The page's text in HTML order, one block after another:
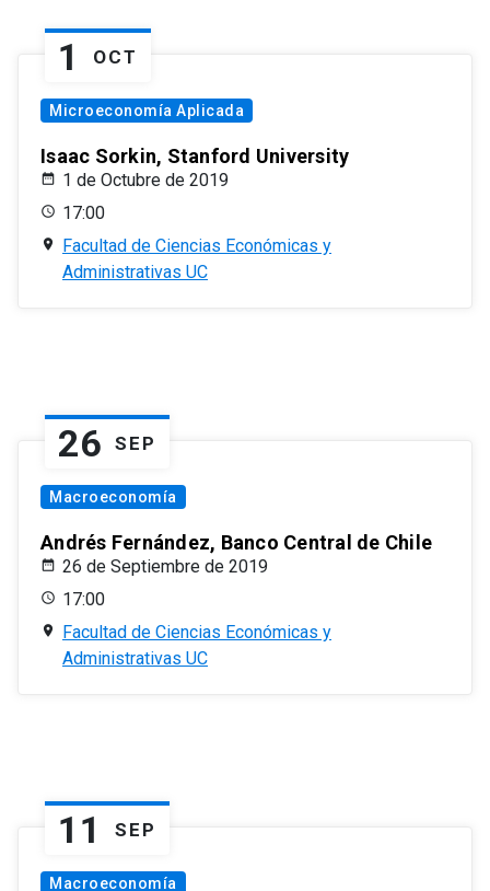
1 OCT
Microeconomía Aplicada
Isaac Sorkin, Stanford University
1 de Octubre de 2019
17:00
Facultad de Ciencias Económicas y
Administrativas UC
26 SEP
Macroeconomía
Andrés Fernández, Banco Central de Chile
26 de Septiembre de 2019
17:00
Facultad de Ciencias Económicas y
Administrativas UC
11 SEP
Macroeconomía